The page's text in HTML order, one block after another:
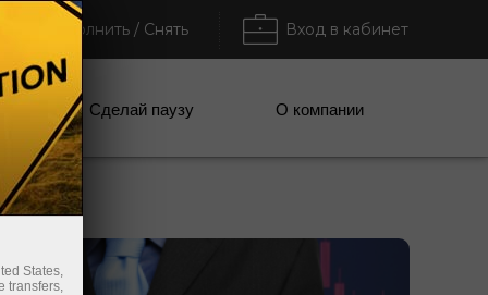
Пополнить / Снять Вход в кабинет
Сделай паузу О компании
States,
transfers,